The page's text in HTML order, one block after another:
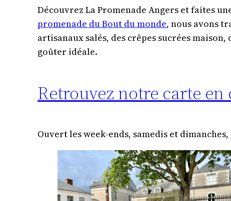
Découvrez La Promenade Angers et faites
promenade du Bout du monde, nous avons
artisanaux salés, des crêpes sucrées
goûter idéale.
Retrouvez notre carte
Ouvert les week-ends, samedis et